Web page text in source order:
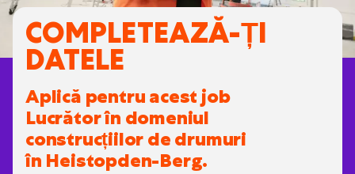
COMPLETEAZĂ-ȚI
DATELE
Aplică pentru acest job
Lucrător în domeniul
construcțiilor de drumuri
în Heistopden-Berg.